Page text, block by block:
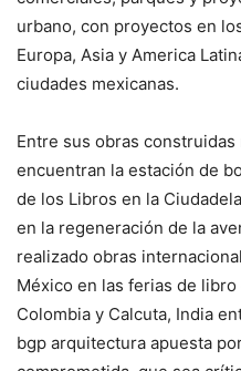
urbano, con proyectos en
Europa, Asia y America
ciudades mexicanas.
Entre sus obras
encuentran la estación de
de los Libros en la
en la regeneración de la
realizado obras
México en las ferias de
Colombia y Calcuta, India
bgp arquitectura apuesta